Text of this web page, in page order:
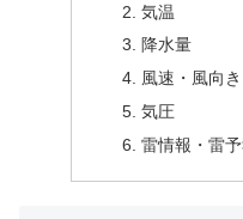
気温
降水量
風速・風向き
気圧
雷情報・雷